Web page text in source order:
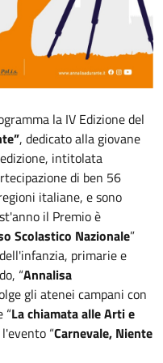
la IV Edizione del
, dedicato alla giovane
intitolata
di ben 56
italiane, e sono
il Premio è
Scolastico Nazionale”
primarie e
“Annalisa
gli atenei campani con
“La chiamata alle Arti e
“Carnevale, Niente